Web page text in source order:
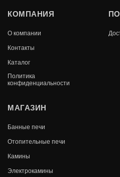
ГАЗОВЫЙ КАМИН
536 000
КОМПАНИЯ
О компании
Контакты
Каталог
Политика
конфиденциальности
МАГАЗИН
Банные печи
Отопительные печи
Камины
Электрокамины